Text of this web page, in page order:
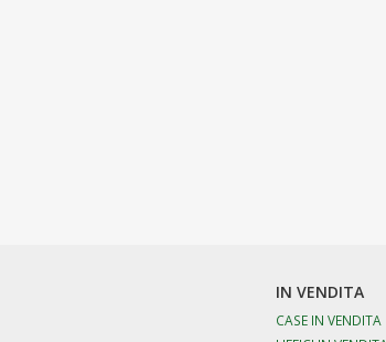
IN VENDITA
CASE IN VENDITA